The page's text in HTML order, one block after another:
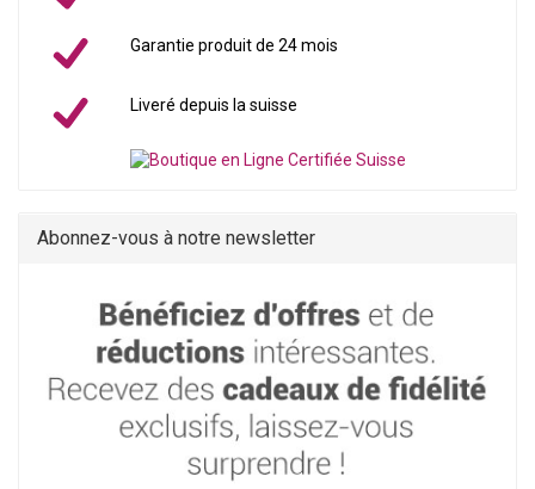
Garantie produit de 24 mois
Liveré depuis la suisse
Abonnez-vous à notre newsletter